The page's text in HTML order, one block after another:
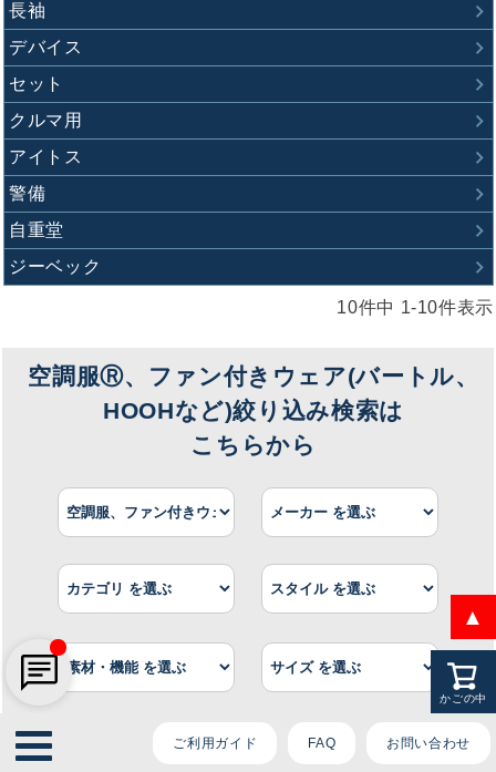
ご利用ガイド FAQ お問い合わせ
長袖
デバイス
セット
クルマ用
アイトス
警備
自重堂
ジーベック
10件中 1-10件表示
空調服Ⓡ、ファン付きウェア(バートル、
HOOHなど)絞り込み検索は
こちらから
こんにちは！
お買い物やお問い合わせ相談のサポートをさせていただい
ております。
ご質問内容をお選びください。
👕 おすすめ上下セットは？
🦺 購入前によくあるご質問
❓ その他のご質問
▲
かごの中